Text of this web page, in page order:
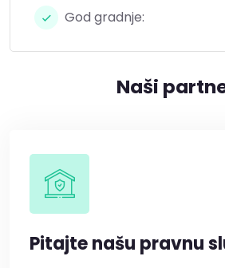
God gradnje:
Naši
Pitajte našu pravnu